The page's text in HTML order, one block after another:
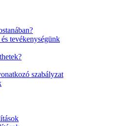
tevékenységünk
szabályzat